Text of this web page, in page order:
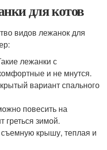
для котов
видов лежанок для
лежанки с
и не мнутся.
вариант спального
повесить на
греться зимой.
крышу, теплая и